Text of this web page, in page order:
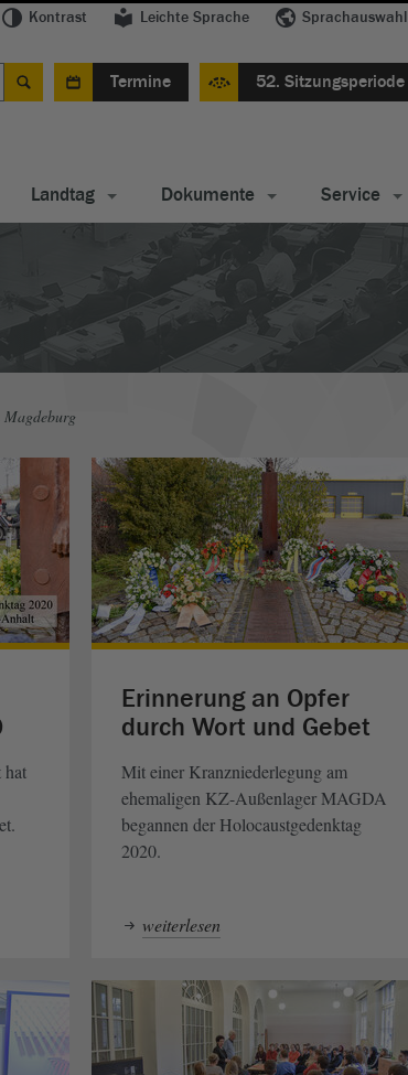
Kontrast Leichte Sprache Sprachauswahl
Termine 52. Sitzungsperiode
Landtag Dokumente Service
hat
Erinnerung an Opfer
durch Wort und Gebet
Mit einer Kranzniederlegung am
ehemaligen KZ-Außenlager MAGDA
begannen der Holocaustgedenktag
2020.
weiterlesen